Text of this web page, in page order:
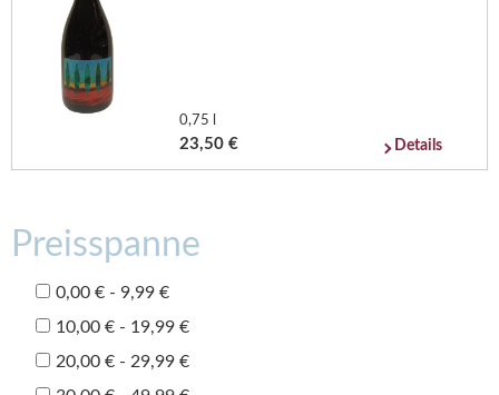
0,75 l
23,50 € Details
Preisspanne
0,00 € - 9,99 €
10,00 € - 19,99 €
20,00 € - 29,99 €